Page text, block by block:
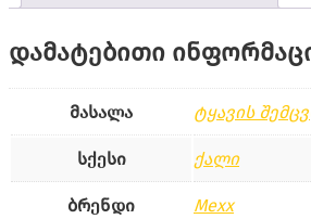
დამატებითი
მასალა ტყავის
სქესი ქალი
ბრენდი Mexx